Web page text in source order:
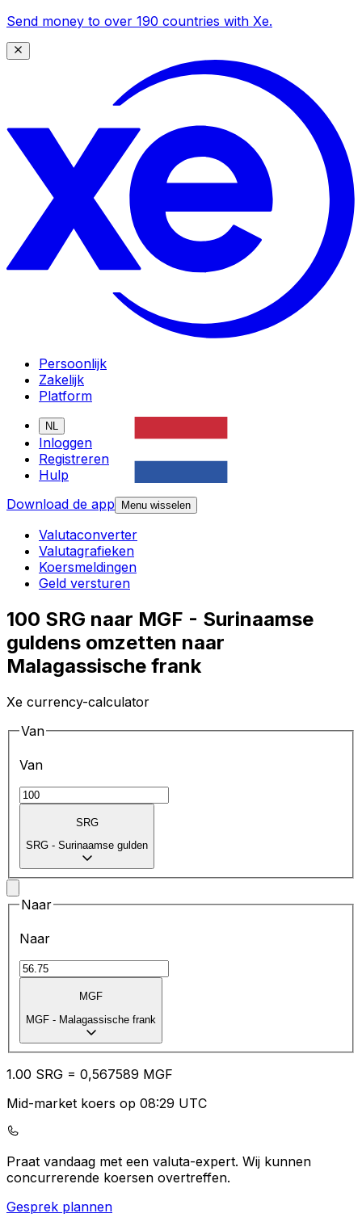
Send money to over 190 countries with Xe.
Persoonlijk
Zakelijk
Platform
NL
Inloggen
Registreren
Hulp
Download de app
Menu wisselen
Valutaconverter
Valutagrafieken
Koersmeldingen
Geld versturen
100 SRG naar MGF - Surinaamse
guldens omzetten naar
Malagassische frank
Xe currency-calculator
Van
Van
SRG
SRG - Surinaamse gulden
Naar
Naar
MGF
MGF - Malagassische frank
1.00 SRG = 0,567589 MGF
Mid-market koers op 08:29 UTC
Praat vandaag met een valuta-expert. Wij kunnen
concurrerende koersen overtreffen.
Gesprek plannen